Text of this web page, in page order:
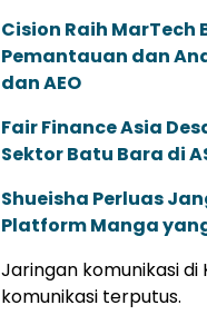
Cision Raih
Pemantauan dan
dan AEO
Fair Finance Asia
Sektor Batu Bara di
Shueisha Perluas
Platform Manga
Jaringan komunikasi
komunikasi terputus.